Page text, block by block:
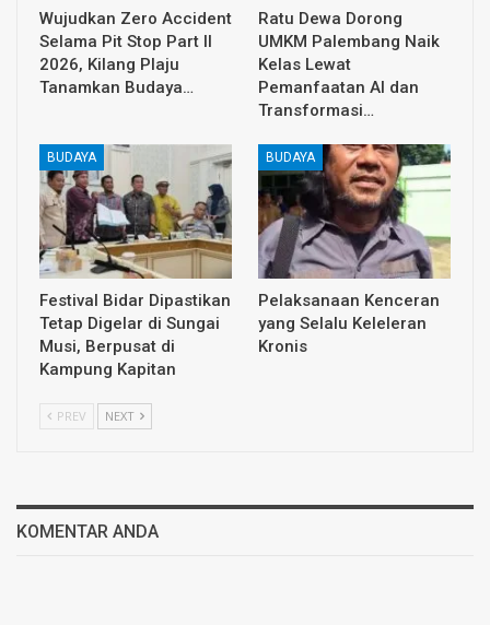
Wujudkan Zero Accident
Selama Pit Stop Part II
2026, Kilang Plaju
Tanamkan Budaya…
Ratu Dewa Dorong
UMKM Palembang Naik
Kelas Lewat
Pemanfaatan AI dan
Transformasi…
BUDAYA
Festival Bidar Dipastikan
Tetap Digelar di Sungai
Musi, Berpusat di
Kampung Kapitan
BUDAYA
Pelaksanaan Kenceran
yang Selalu Keleleran
Kronis
PREV NEXT
KOMENTAR ANDA